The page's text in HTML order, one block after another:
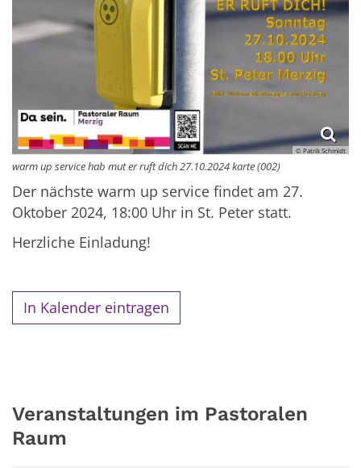
© Patrik Schmidt
warm up service hab mut er ruft dich 27.10.2024 karte (002)
Der nächste warm up service findet am 27.
Oktober 2024, 18:00 Uhr in St. Peter statt.
Herzliche Einladung!
In Kalender eintragen
Veranstaltungen im Pastoralen
Raum